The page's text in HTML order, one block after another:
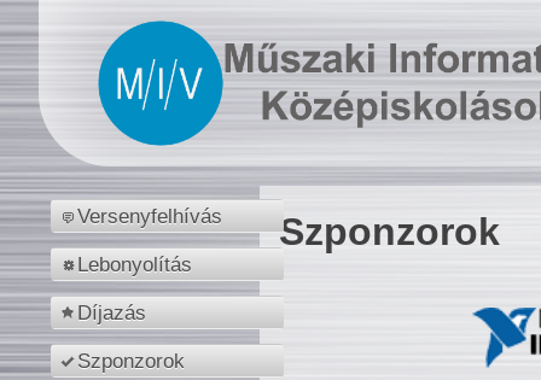
Versenyfelhívás
Lebonyolítás
Díjazás
Szponzorok
Szponzorok